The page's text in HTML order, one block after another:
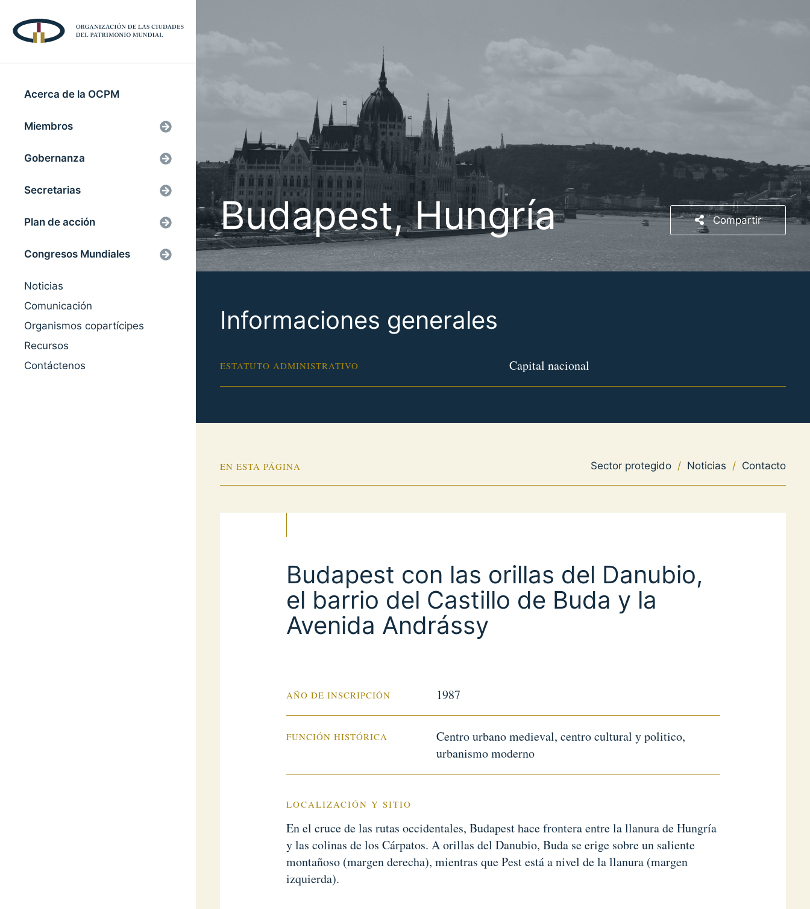
Acerca de la OCPM
Miembros
Gobernanza
Secretarias
Plan de acción
Congresos Mundiales
Noticias
Comunicación
Organismos copartícipes
Recursos
Contáctenos
Budapest, Hungría Compartir
Informaciones generales
ESTATUTO ADMINISTRATIVO Capital nacional
EN ESTA PÁGINA Sector protegido / Noticias / Contacto
Budapest con las orillas del Danubio,
el barrio del Castillo de Buda y la
Avenida Andrássy
AÑO DE INSCRIPCIÓN 1987
FUNCIÓN HISTÓRICA
Centro urbano medieval, centro cultural y politico,
urbanismo moderno
LOCALIZACIÓN Y SITIO
En el cruce de las rutas occidentales, Budapest hace frontera entre la llanura de Hungría
y las colinas de los Cárpatos. A orillas del Danubio, Buda se erige sobre un saliente
montañoso (margen derecha), mientras que Pest está a nivel de la llanura (margen
izquierda).